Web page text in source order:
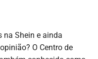
na Shein e ainda
O Centro de